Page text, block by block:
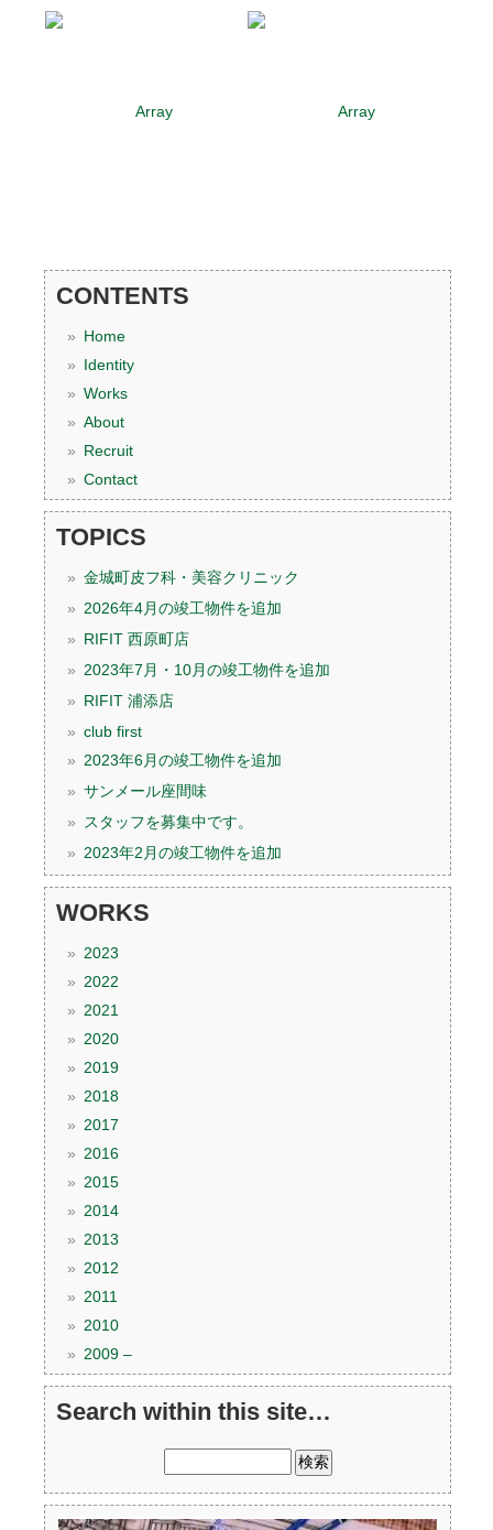
CONTENTS
Home
Identity
Works
About
Recruit
Contact
TOPICS
金城町皮フ科・美容クリニック
2026年4月の竣工物件を追加
RIFIT 西原町店
2023年7月・10月の竣工物件を追加
RIFIT 浦添店
club first
2023年6月の竣工物件を追加
サンメール座間味
スタッフを募集中です。
2023年2月の竣工物件を追加
WORKS
2023
2022
2021
2020
2019
2018
2017
2016
2015
2014
2013
2012
2011
2010
2009 –
Search within this site…